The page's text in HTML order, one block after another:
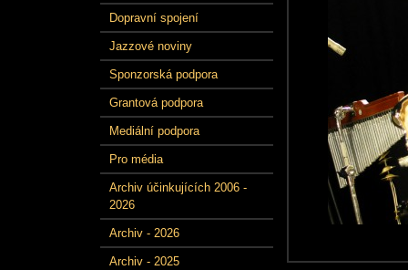
Dopravní spojení
Jazzové noviny
Sponzorská podpora
Grantová podpora
Mediální podpora
Pro média
Archiv účinkujících 2006 -
2026
Archiv - 2026
Archiv - 2025